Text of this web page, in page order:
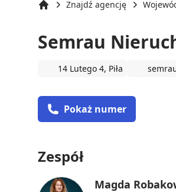
Znajdź agencję
Semrau
14 Lutego 4, Piła
Pokaż numer
Zespół
Magda